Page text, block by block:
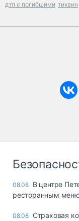
дтп с погибшими тихвин
08.08 В центре
ресторанным
08.08 Страховая